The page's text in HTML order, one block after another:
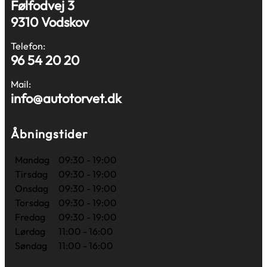
Følfodvej 3
9310 Vodskov
Telefon:
96 54 20 20
Mail:
info@autotorvet.dk
Åbningstider
Mandag
09:30 - 19:00
Tirsdag
09:30 - 19:00
Onsdag
09:30 - 19:00
Torsdag
09:30 - 19:00
Fredag
09:30 - 19:00
Lørdag
11:00 - 16:00
Søndag
11:00 - 16:00